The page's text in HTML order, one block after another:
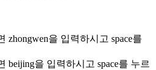
zhongwen을 입력하시고 space를
beijing을 입력하시고 space를 누르